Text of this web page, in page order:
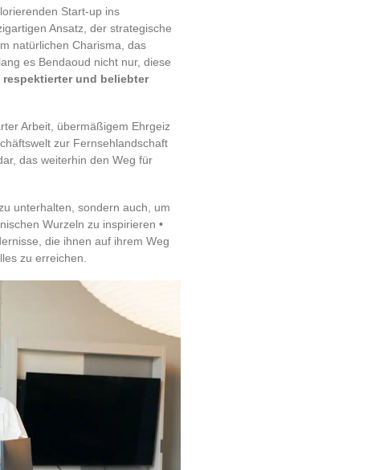
Start-up ins
Ansatz, der strategische
natürlichen Charisma, das
es Bendaoud nicht nur, diese
respektierter und beliebter
Arbeit, übermäßigem Ehrgeiz
zur Fernsehlandschaft
das weiterhin den Weg für
unterhalten, sondern auch, um
Wurzeln zu inspirieren •
die ihnen auf ihrem Weg
zu erreichen.